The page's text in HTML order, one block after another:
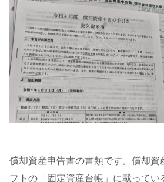
償却資産申告書の書類です。償却資
フトの「固定資産台帳」に載ってい